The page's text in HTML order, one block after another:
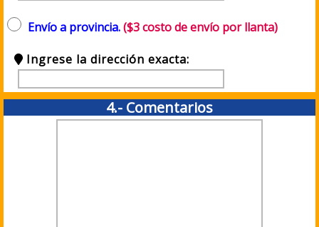
Envío a provincia.($3 costo de envío por llanta)
Ingrese la dirección exacta:
4.- Comentarios